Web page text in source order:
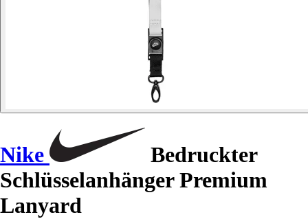
Nike
Bedruckter
Schlüsselanhänger Premium
Lanyard